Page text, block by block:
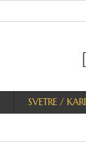
SVETRE /